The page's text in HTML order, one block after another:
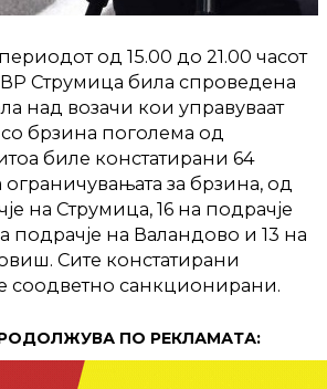
од 15.00 до 21.00 часот
Струмица била спроведена
над возачи кои управуваат
брзина поголема од
биле констатирани 64
за брзина, од
на Струмица, 16 на подрачје
подрачје на Валандово и 13 на
Сите констатирани
соодветно санкционирани.
ПО РЕКЛАМАТА: